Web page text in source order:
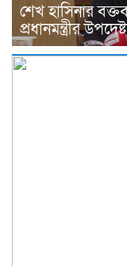
শেখ হাসিনার
প্রধানমন্ত্রীর